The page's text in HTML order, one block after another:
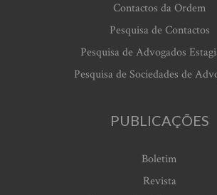
Contactos da Ordem
Pesquisa de Contactos
Pesquisa de Advogados
Pesquisa de Sociedades de
PUBLICAÇÕES
Boletim
Revista